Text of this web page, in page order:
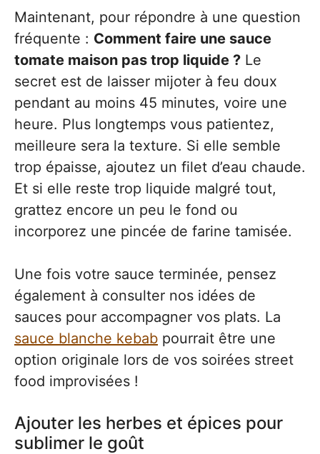
Maintenant, pour répondre à une question
fréquente : Comment faire une sauce
tomate maison pas trop liquide ? Le
secret est de laisser mijoter à feu doux
pendant au moins 45 minutes, voire une
heure. Plus longtemps vous patientez,
meilleure sera la texture. Si elle semble
trop épaisse, ajoutez un filet d’eau chaude.
Et si elle reste trop liquide malgré tout,
grattez encore un peu le fond ou
incorporez une pincée de farine tamisée.
Une fois votre sauce terminée, pensez
également à consulter nos idées de
sauces pour accompagner vos plats. La
sauce blanche kebab pourrait être une
option originale lors de vos soirées street
food improvisées !
Ajouter les herbes et épices pour
sublimer le goût